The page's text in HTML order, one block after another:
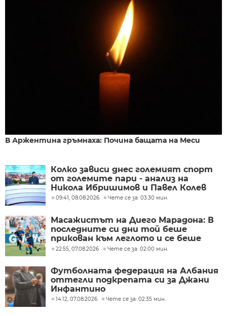
В Аржентина гръмнаха: Почина бащата на Меси
Колко зависи днес големият спорт
от големите пари - анализ на
Никола Ибришимов и Павел Колев
09:41, 08.08.2026 Чете се за: 03:30 мин.
Масажистът на Диего Марадона: В
последните си дни той беше
прикован към леглото и се беше
предал
22:55, 07.08.2026 Чете се за: 02:00 мин.
Футболната федерация на Албания
оттегли подкрепата си за Джани
Инфантино
14:12, 07.08.2026 Чете се за: 02:35 мин.